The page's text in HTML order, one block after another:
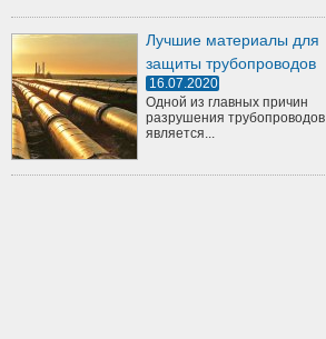
Лучшие материалы для
защиты трубопроводов
16.07.2020
Одной из главных причин
разрушения трубопроводов
является...